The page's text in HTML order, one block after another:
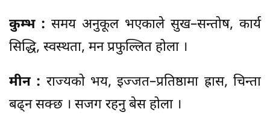
कुम्भ : समय अनुकूल भएकाले सुख–सन्तोष, कार्य
सिद्धि, स्वस्थता, मन प्रफुल्लित होला ।
मीन : राज्यको भय, इज्जत–प्रतिष्ठामा ह्रास, चिन्ता
बढ्न सक्छ । सजग रहनु बेस होला ।